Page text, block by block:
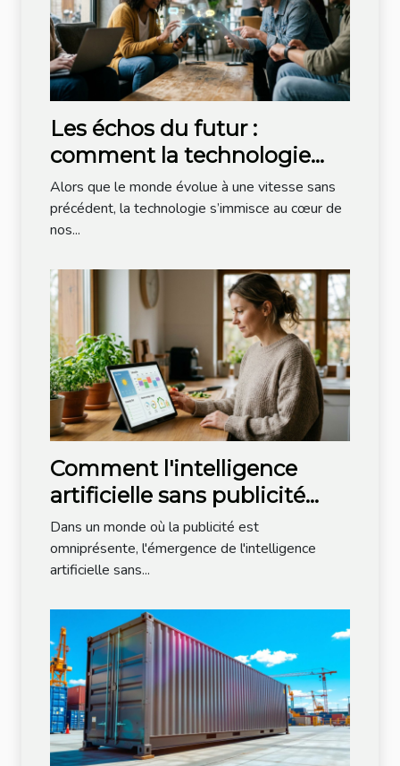
Les échos du futur :
comment la technologie
redéfinit nos interactions
sociales ?
Alors que le monde évolue à une vitesse sans
précédent, la technologie s’immisce au cœur de
nos...
Comment l'intelligence
artificielle sans publicité
révolutionne-t-elle notre
quotidien ?
Dans un monde où la publicité est
omniprésente, l'émergence de l'intelligence
artificielle sans...